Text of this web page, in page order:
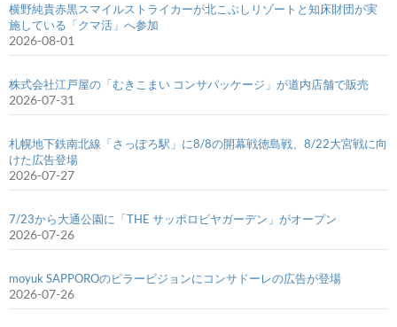
横野純貴赤黒スマイルストライカーが北こぶしリゾートと知床財団が実
施している「クマ活」へ参加
2026-08-01
株式会社江戸屋の「むきこまい コンサパッケージ」が道内店舗で販売
2026-07-31
札幌地下鉄南北線「さっぽろ駅」に8/8の開幕戦徳島戦、8/22大宮戦に向
けた広告登場
2026-07-27
7/23から大通公園に「THE サッポロビヤガーデン」がオープン
2026-07-26
moyuk SAPPOROのピラービジョンにコンサドーレの広告が登場
2026-07-26